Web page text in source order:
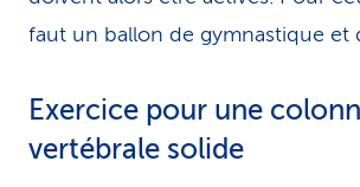
faut un ballon de gymnastique et
Exercice pour une
vertébrale solide